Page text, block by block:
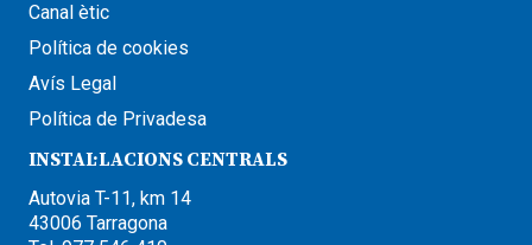
Canal ètic
Política de cookies
Avís Legal
Política de Privadesa
INSTAL·LACIONS CENTRALS
Autovia T-11, km 14
43006 Tarragona